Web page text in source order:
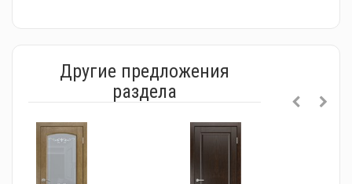
Другие предложения
раздела